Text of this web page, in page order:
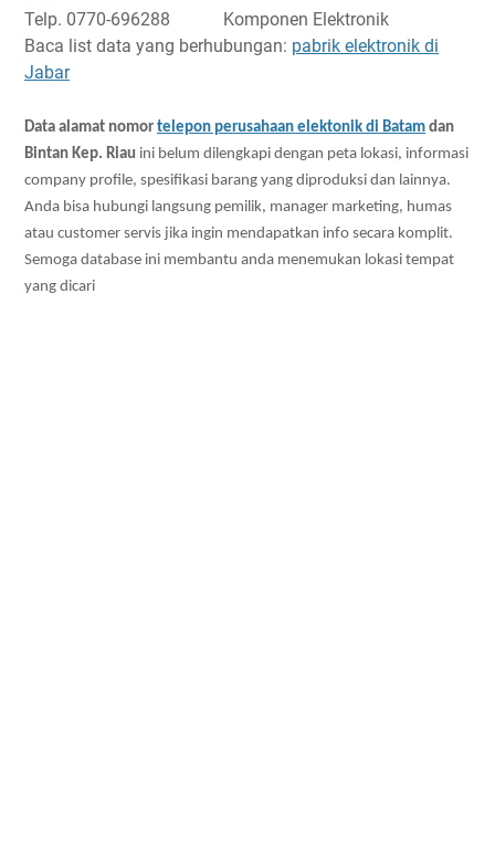
Telp. 0770-696288 Komponen Elektronik
Baca list data yang berhubungan: pabrik elektronik di
Jabar
Data alamat nomor telepon perusahaan elektonik di Batam dan
Bintan Kep. Riau ini belum dilengkapi dengan peta lokasi, informasi
company profile, spesifikasi barang yang diproduksi dan lainnya.
Anda bisa hubungi langsung pemilik, manager marketing, humas
atau customer servis jika ingin mendapatkan info secara komplit.
Semoga database ini membantu anda menemukan lokasi tempat
yang dicari